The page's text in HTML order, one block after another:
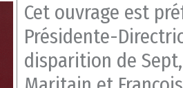
Cet ouvrage est
Présidente-
disparition de